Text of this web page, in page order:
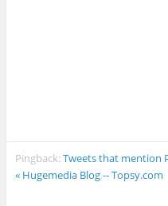
Pingback:Tweets that mention
« Hugemedia Blog -- Topsy.com